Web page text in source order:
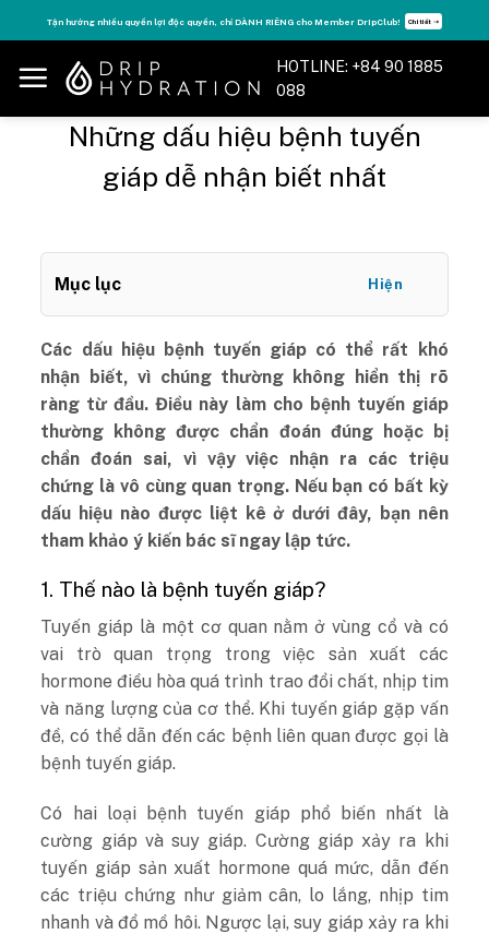
to
content
Tận hưởng nhiều quyền lợi độc quyền, chỉ DÀNH RIÊNG cho Member DripClub! Chi tiết ➝
HOTLINE: +84 90 1885
088
Những dấu hiệu bệnh tuyến
giáp dễ nhận biết nhất
Mục lục Hiện
Các dấu hiệu bệnh tuyến giáp có thể rất khó
nhận biết, vì chúng thường không hiển thị rõ
ràng từ đầu. Điều này làm cho bệnh tuyến giáp
thường không được chẩn đoán đúng hoặc bị
chẩn đoán sai, vì vậy việc nhận ra các triệu
chứng là vô cùng quan trọng. Nếu bạn có bất kỳ
dấu hiệu nào được liệt kê ở dưới đây, bạn nên
tham khảo ý kiến bác sĩ ngay lập tức.
1. Thế nào là bệnh tuyến giáp?
Tuyến giáp là một cơ quan nằm ở vùng cổ và có
vai trò quan trọng trong việc sản xuất các
hormone điều hòa quá trình trao đổi chất, nhịp tim
và năng lượng của cơ thể. Khi tuyến giáp gặp vấn
đề, có thể dẫn đến các bệnh liên quan được gọi là
bệnh tuyến giáp.
Có hai loại bệnh tuyến giáp phổ biến nhất là
cường giáp và suy giáp. Cường giáp xảy ra khi
tuyến giáp sản xuất hormone quá mức, dẫn đến
các triệu chứng như giảm cân, lo lắng, nhịp tim
nhanh và đổ mồ hôi. Ngược lại, suy giáp xảy ra khi